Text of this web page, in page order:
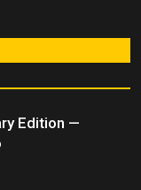
Edition —